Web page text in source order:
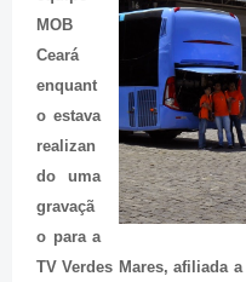
MOB
Ceará
enquant
o estava
realizan
do uma
gravaçã
o para a
TV Verdes Mares, afiliada